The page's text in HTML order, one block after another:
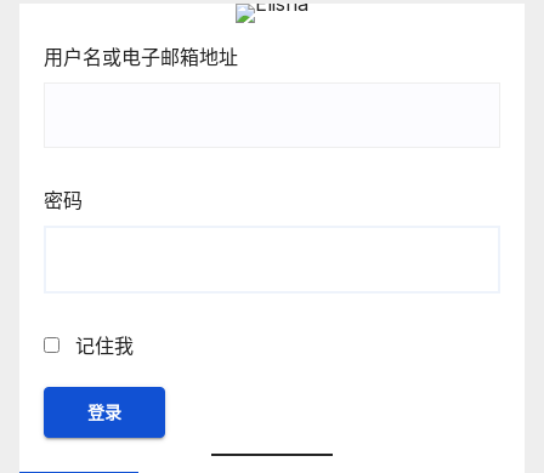
用户名或电子邮箱地址
密码
记住我